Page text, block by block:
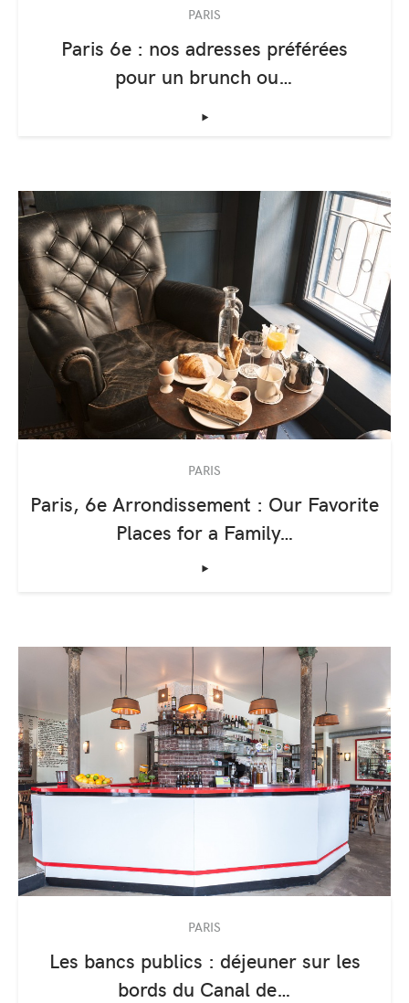
PARIS
Paris 6e : nos adresses préférées
pour un brunch ou…
‣
PARIS
Paris, 6e Arrondissement : Our Favorite
Places for a Family…
‣
PARIS
Les bancs publics : déjeuner sur les
bords du Canal de…